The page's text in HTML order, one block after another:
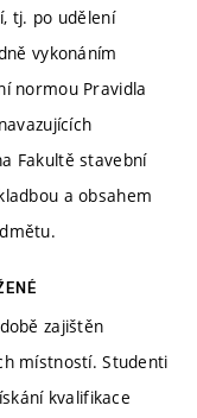
tj. po udělení
vykonáním
normou Pravidla
Fakultě stavební
a obsahem
zajištěn
místností. Studenti
kvalifikace